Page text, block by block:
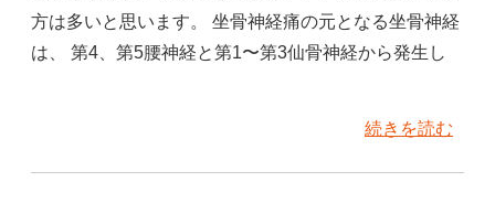
方は多いと思います。 坐骨神経痛の元となる坐骨神経
は、 第4、第5腰神経と第1〜第3仙骨神経から発生し
続きを読む